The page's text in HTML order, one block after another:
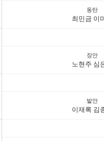
동탄
최민금 이
장안
노현주 심
발안
이재록 김